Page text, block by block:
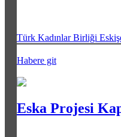
Türk Kadınlar Birliği
Habere git
Eska Projesi